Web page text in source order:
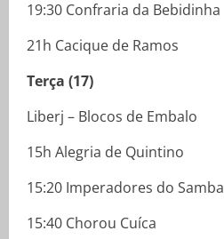
19:30 Confraria da Bebidinha
21h Cacique de Ramos
Terça (17)
Liberj – Blocos de Embalo
15h Alegria de Quintino
15:20 Imperadores do Samba
15:40 Chorou Cuíca